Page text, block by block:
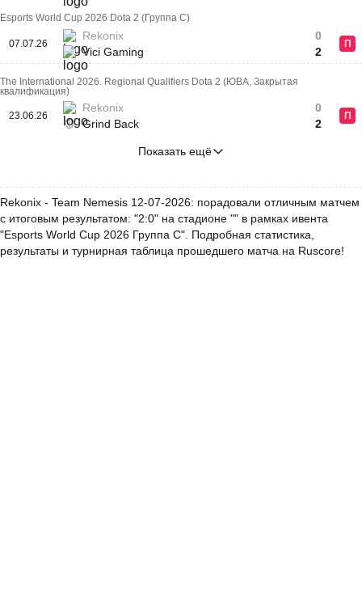
Esports World Cup 2026 Dota 2 (Группа C)
07.07.26
Rekonix
Vici Gaming
0
2
П
The International 2026. Regional Qualifiers Dota 2 (ЮВА, Закрытая
квалификация)
23.06.26
Rekonix
Grind Back
0
2
П
Показать ещё
Rekonix - Team Nemesis 12-07-2026: порадовали отличным матчем
с итоговым результатом: "2:0" на стадионе "" в рамках ивента
"Esports World Cup 2026 Группа C". Подробная статистика,
результаты и турнирная таблица прошедшего матча на Ruscore!